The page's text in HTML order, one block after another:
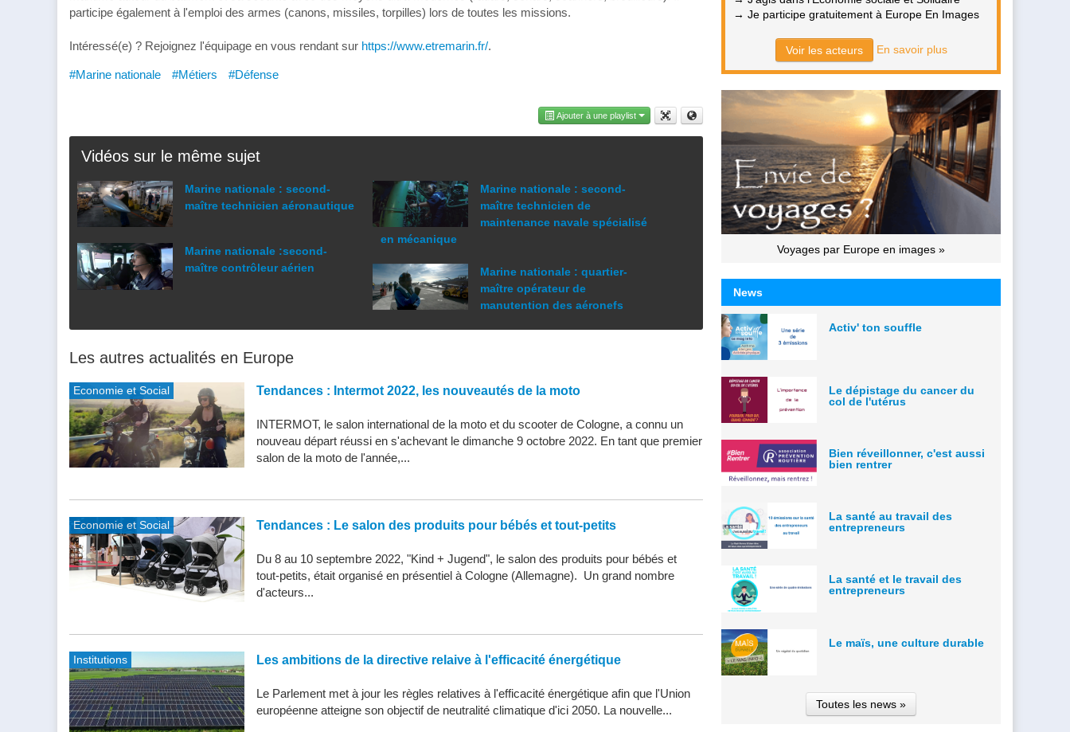
participe également à l'emploi des armes (canons, missiles, torpilles) lors de toutes les missions.
Intéressé(e) ? Rejoignez l'équipage en vous rendant sur https://www.etremarin.fr/.
#Marine nationale #Métiers #Défense
Ajouter à une playlist
Vidéos sur le même sujet
Marine nationale : second-
maître technicien aéronautique
Marine nationale :second-
maître contrôleur aérien
Marine nationale : second-
maître technicien de
maintenance navale spécialisé
en mécanique
Marine nationale : quartier-
maître opérateur de
manutention des aéronefs
Les autres actualités en Europe
Economie et Social Tendances : Intermot 2022, les nouveautés de la moto
INTERMOT, le salon international de la moto et du scooter de Cologne, a connu un
nouveau départ réussi en s'achevant le dimanche 9 octobre 2022. En tant que premier
salon de la moto de l'année,...
Economie et Social Tendances : Le salon des produits pour bébés et tout-petits
Du 8 au 10 septembre 2022, "Kind + Jugend", le salon des produits pour bébés et
tout-petits, était organisé en présentiel à Cologne (Allemagne). Un grand nombre
d'acteurs...
Institutions Les ambitions de la directive relaive à l'efficacité énergétique
Le Parlement met à jour les règles relatives à l'efficacité énergétique afin que l'Union
européenne atteigne son objectif de neutralité climatique d'ici 2050. La nouvelle...
→ Je participe gratuitement à Europe En Images
Voir les acteurs En savoir plus
Voyages par Europe en images »
News
Activ' ton souffle
Le dépistage du cancer du
col de l'utérus
Bien réveillonner, c'est aussi
bien rentrer
La santé au travail des
entrepreneurs
La santé et le travail des
entrepreneurs
Le maïs, une culture durable
Toutes les news »